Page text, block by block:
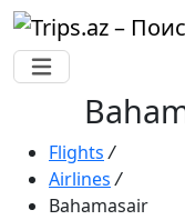
Flights /
Airlines /
Bahamasair